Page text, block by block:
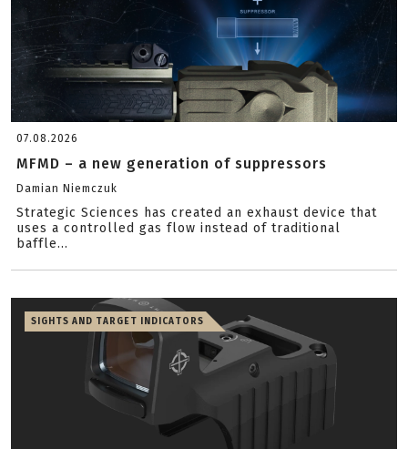
07.08.2026
MFMD – a new generation of suppressors
Damian Niemczuk
Strategic Sciences has created an exhaust device that
uses a controlled gas flow instead of traditional
baffle...
SIGHTS AND TARGET INDICATORS